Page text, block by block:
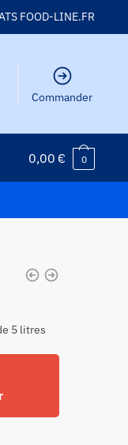
FOOD-LINE.FR
Commander
0,00 € 0
5 litres